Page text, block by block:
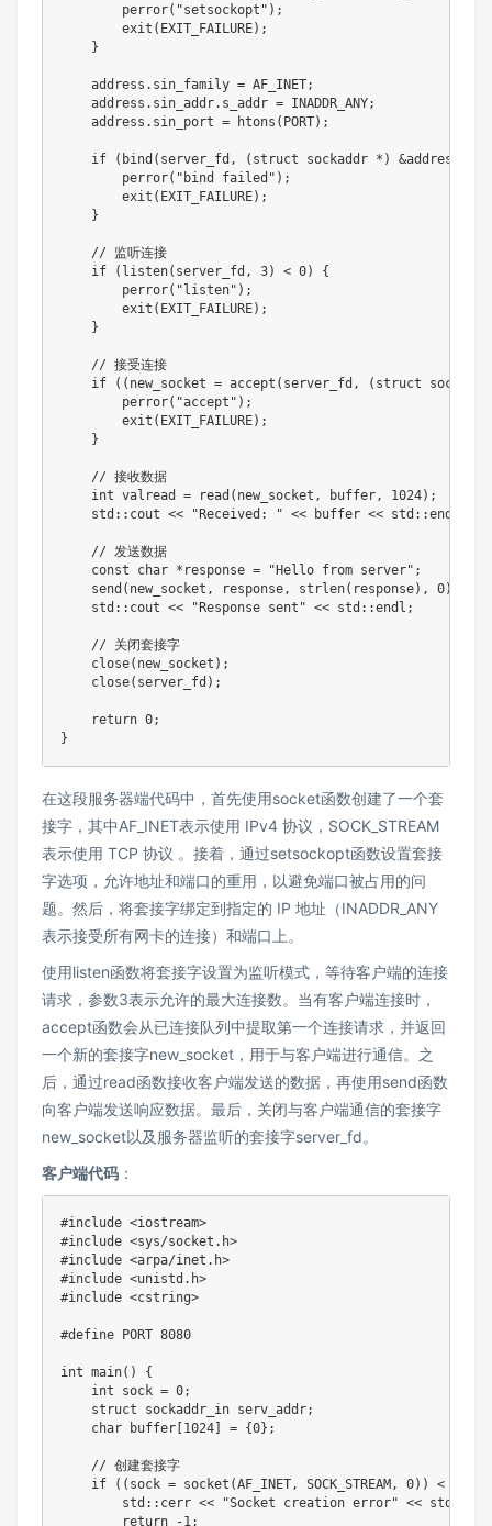
perror("setsockopt");
exit(EXIT_FAILURE);
}
address.sin_family = AF_INET;
address.sin_addr.s_addr = INADDR_ANY;
address.sin_port = htons(PORT);
if (bind(server_fd, (struct sockaddr *) &address,
perror("bind failed");
exit(EXIT_FAILURE);
}
// 监听连接
if (listen(server_fd, 3) < 0) {
perror("listen");
exit(EXIT_FAILURE);
}
// 接受连接
if ((new_socket = accept(server_fd, (struct
perror("accept");
exit(EXIT_FAILURE);
}
// 接收数据
int valread = read(new_socket, buffer, 1024);
std::cout << "Received: " << buffer << std::endl;
// 发送数据
const char *response = "Hello from server";
send(new_socket, response, strlen(response), 0);
std::cout << "Response sent" << std::endl;
// 关闭套接字
close(new_socket);
close(server_fd);
return 0;
}
在这段服务器端代码中，首先使用socket函数创建了一个套
接字，其中AF_INET表示使用 IPv4 协议，SOCK_STREAM
表示使用 TCP 协议 。接着，通过setsockopt函数设置套接
字选项，允许地址和端口的重用，以避免端口被占用的问
题。然后，将套接字绑定到指定的 IP 地址（INADDR_ANY
表示接受所有网卡的连接）和端口上。
使用listen函数将套接字设置为监听模式，等待客户端的连接
请求，参数3表示允许的最大连接数。当有客户端连接时，
accept函数会从已连接队列中提取第一个连接请求，并返回
一个新的套接字new_socket，用于与客户端进行通信。之
后，通过read函数接收客户端发送的数据，再使用send函数
向客户端发送响应数据。最后，关闭与客户端通信的套接字
new_socket以及服务器监听的套接字server_fd。
客户端代码 ：
#include <iostream>
#include <sys/socket.h>
#include <arpa/inet.h>
#include <unistd.h>
#include <cstring>
#define PORT 8080
int main() {
int sock = 0;
struct sockaddr_in serv_addr;
char buffer[1024] = {0};
// 创建套接字
if ((sock = socket(AF_INET, SOCK_STREAM, 0)) < 0) {
std::cerr << "Socket creation error" <<
return -1;